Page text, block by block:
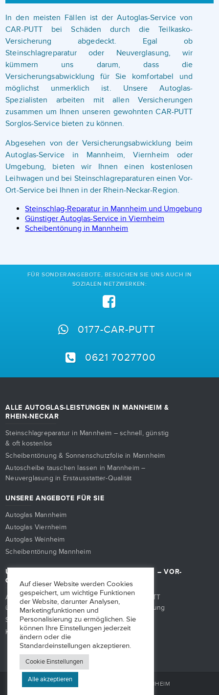
In den meisten Fällen ist der Autoglas-Service von
CAR-PUTT bei Schäden durch die Teilkasko-
Versicherung abgedeckt. Egal ob
Steinschlagreparatur oder Neuverglasung, wir
kümmern uns darum, dass die
Versicherungsabwicklung für Sie komfortabel und
möglichst unmerklich ist. Unsere Autoglas-
Spezialisten arbeiten mit allen Versicherungen
zusammen um Ihnen unseren gewohnten CAR-PUTT
Sorglos-Service bieten zu können.
Abgesehen von der Versicherungsabwicklung beim
Autoglas-Service in Mannheim, Viernheim oder
Umgebung, bieten wir Ihnen einen kostenlosen
Leihwagen und bei Steinschlagreparaturen einen Vor-
Ort-Service bei Ihnen in der Rhein-Neckar-Region.
Steinschlag-Reparatur in Mannheim und Umgebung
Günstiger Autoglas-Service in Viernheim
Scheibentönung in Mannheim
FÜR SONDERANGEBOTE, BESUCHEN SIE UNS AUCH IN
SOZIALEN NETZWERKEN:
0177-CAR-PUTT
0621 7027700
ALLE AUTOGLAS-LEISTUNGEN IN MANNHEIM &
RHEIN-NECKAR
Steinschlagreparatur in Mannheim – schnell, günstig
& oft kostenlos
Scheibentönung & Sonnenschutzfolie in Mannheim
Autoscheibe tauschen lassen in Mannheim –
Neuverglasung in Erstausstatter-Qualität
UNSERE ANGEBOTE FÜR SIE
Autoglas Mannheim
Autoglas Viernheim
Autoglas Weinheim
Scheibentönung Mannheim
UNSER AUTOGLAS-SERVICE IN MANNHEIM – VOR-
ORT, LEIHWAGEN & MEHR
Autoglas-Schaden und Versicherung – CAR-PUTT
übernimmt die komplette Versicherungsabwicklung
Sorglos-Service
Kostenloser Leihwagen
© 2026 CAR-PUTT AUTOGLAS MANNHEIM
Auf dieser Website werden Cookies
gespeichert, um wichtige Funktionen
der Website, darunter Analysen,
Marketingfunktionen und
Personalisierung zu ermöglichen. Sie
können Ihre Einstellungen jederzeit
ändern oder die
Standardeinstellungen akzeptieren.
Cookie Einstellungen
Alle akzeptieren